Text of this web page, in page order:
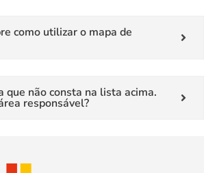
como utilizar o mapa de
que não consta na lista acima.
responsável?